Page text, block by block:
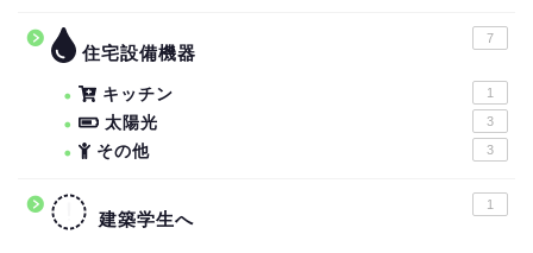
住宅設備機器
7
キッチン 1
太陽光 3
その他 3
建築学生へ
1